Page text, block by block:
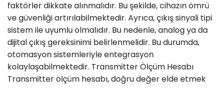
faktörler dikkate alınmalıdır. Bu şekilde, cihazın ömrü
ve güvenliği artırılabilmektedir. Ayrıca, çıkış sinyali tipi
sistem ile uyumlu olmalıdır. Bu nedenle, analog ya da
dijital çıkış gereksinimi belirlenmelidir. Bu durumda,
otomasyon sistemleriyle entegrasyon
kolaylaşabilmektedir. Transmitter Ölçüm Hesabı
Transmitter ölçüm hesabı, doğru değer elde etmek